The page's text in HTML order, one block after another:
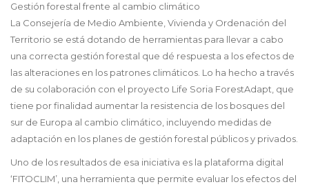
Gestión forestal frente al cambio climático
La Consejería de Medio Ambiente, Vivienda y Ordenación del
Territorio se está dotando de herramientas para llevar a cabo
una correcta gestión forestal que dé respuesta a los efectos de
las alteraciones en los patrones climáticos. Lo ha hecho a través
de su colaboración con el proyecto Life Soria ForestAdapt, que
tiene por finalidad aumentar la resistencia de los bosques del
sur de Europa al cambio climático, incluyendo medidas de
adaptación en los planes de gestión forestal públicos y privados.
Uno de los resultados de esa iniciativa es la plataforma digital
‘FITOCLIM’, una herramienta que permite evaluar los efectos del